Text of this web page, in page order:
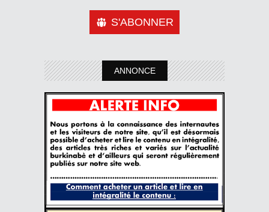
S'ABONNER
ANNONCE